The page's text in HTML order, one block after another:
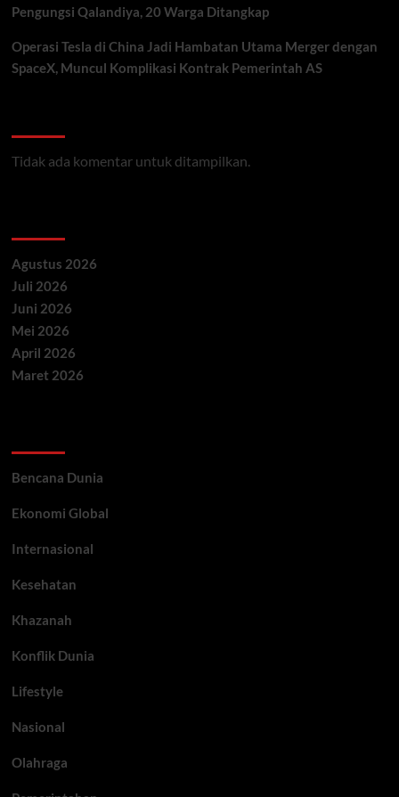
Pengungsi Qalandiya, 20 Warga Ditangkap
Operasi Tesla di China Jadi Hambatan Utama Merger dengan
SpaceX, Muncul Komplikasi Kontrak Pemerintah AS
Tidak ada komentar untuk ditampilkan.
Agustus 2026
Juli 2026
Juni 2026
Mei 2026
April 2026
Maret 2026
Bencana Dunia
Ekonomi Global
Internasional
Kesehatan
Khazanah
Konflik Dunia
Lifestyle
Nasional
Olahraga